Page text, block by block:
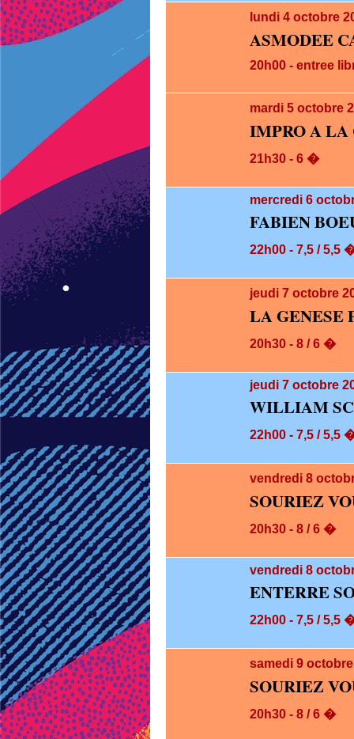
lundi 4 octobre
ASMODEE
20h00 - entree
mardi 5 octobre
IMPRO A LA
21h30 - 6 �
mercredi 6
FABIEN
22h00 - 7,5 / 5,5
jeudi 7 octobre
LA GENESE
20h30 - 8 / 6 �
jeudi 7 octobre
WILLIAM
22h00 - 7,5 / 5,5
vendredi 8
SOURIEZ
20h30 - 8 / 6 �
vendredi 8
ENTERRE
22h00 - 7,5 / 5,5
samedi 9
SOURIEZ
20h30 - 8 / 6 �